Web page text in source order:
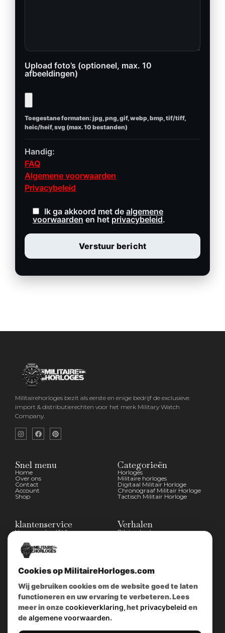
Upload foto’s (optioneel, max. 10
afbeeldingen)
Toegestane formaten: jpg, png, gif, webp, bmp, tif/tiff,
heic/heif, svg (max. 10 bestanden)
Handig:
FAQ
Algemene voorwaarden
Privacybeleid
Ik ga akkoord met de algemene
voorwaarden en het privacybeleid.
Militairehorloges bezit als eerste en enige bedrijf de exclusieve
import & distributierechten voor het merk Military Watch
Company.
Snel menu
Home
Over ons
Contact
Account
Shop
Categorieën
Horloges
Militaire horloges
Digitaal Militair Horloge
Chronograaf Militair Horloge
Tactisch Militair Horloge
klantenservice
Voorwaarden (AV)
Garantiebeleid
Privacybeleid
Cookiebeleid
Verhalen
Piloten horloges
Contact Info
Wijnstraat 75 3311 BT Dordrecht Nederland
Kvk: 74829491
Info@militairehorloges.com
Cookies op MilitaireHorloges.com
Wij gebruiken cookies om de website goed te laten
functioneren en uw ervaring te verbeteren. Lees
meer in onze cookieverklaring, het privacybeleid en
de algemene voorwaarden.